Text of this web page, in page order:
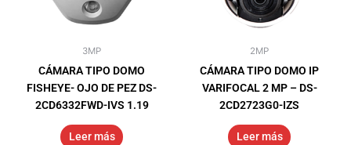
3MP
CÁMARA TIPO DOMO
FISHEYE- OJO DE PEZ DS-
2CD6332FWD-IVS 1.19
Leer más
2MP
CÁMARA TIPO DOMO IP
VARIFOCAL 2 MP – DS-
2CD2723G0-IZS
Leer más